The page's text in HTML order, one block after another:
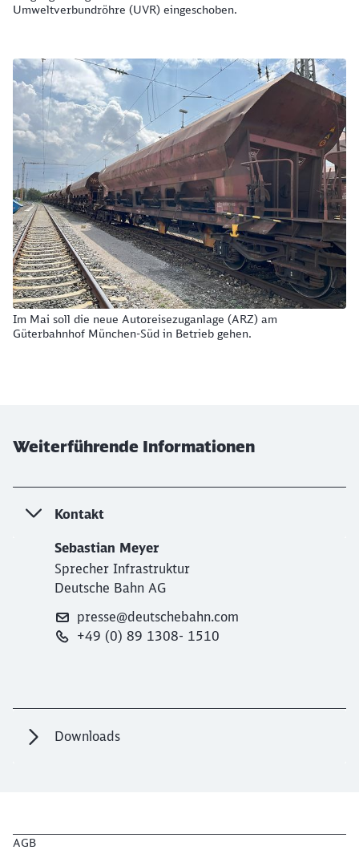
Umweltverbundröhre (UVR) eingeschoben.
Im Mai soll die neue Autoreisezuganlage (ARZ) am
Güterbahnhof München-Süd in Betrieb gehen.
Weiterführende Informationen
Kontakt
Sebastian Meyer
Sprecher Infrastruktur
Deutsche Bahn AG
presse@deutschebahn.com
+49 (0) 89 1308- 1510
Downloads
AGB